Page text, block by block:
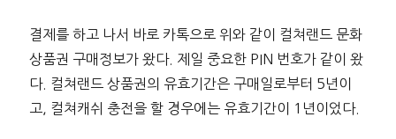
결제를 하고 나서 바로 카톡으로 위와 같이 컬쳐랜드 문화
상품권 구매정보가 왔다. 제일 중요한 PIN 번호가 같이 왔
다. 컬쳐랜드 상품권의 유효기간은 구매일로부터 5년이
고, 컬쳐캐쉬 충전을 할 경우에는 유효기간이 1년이었다.